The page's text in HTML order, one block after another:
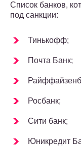
Список банков,
под санкции:
Тинькофф;
Почта Банк;
Росбанк;
Сити банк;
Юникредит